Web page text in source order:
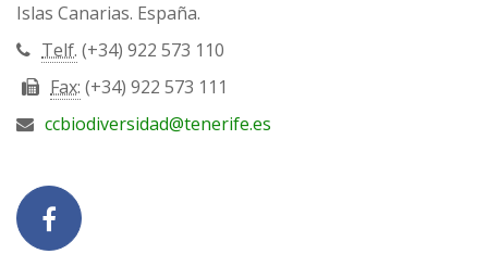
Islas Canarias. España.
Telf. (+34) 922 573 110
Fax: (+34) 922 573 111
ccbiodiversidad@tenerife.es